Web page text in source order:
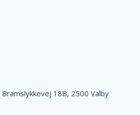
Bramslykkevej 18B, 2500 Valby